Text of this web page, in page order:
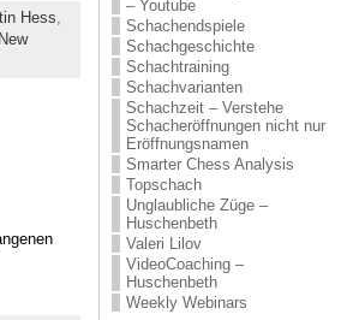
Hess
– Youtube
Schachendspiele
Schachgeschichte
Schachtraining
Schachvarianten
Schachzeit – Verstehe
Schacheröffnungen nicht nur
Eröffnungsnamen
Smarter Chess Analysis
Topschach
Unglaubliche Züge –
Huschenbeth
Valeri Lilov
VideoCoaching –
Huschenbeth
Weekly Webinars